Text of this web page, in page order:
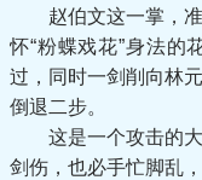
赵伯文这一掌，准
怀“粉蝶戏花”身法的
过，同时一剑削向林
倒退二步。
这是一个攻击的大
剑伤，也必手忙脚乱